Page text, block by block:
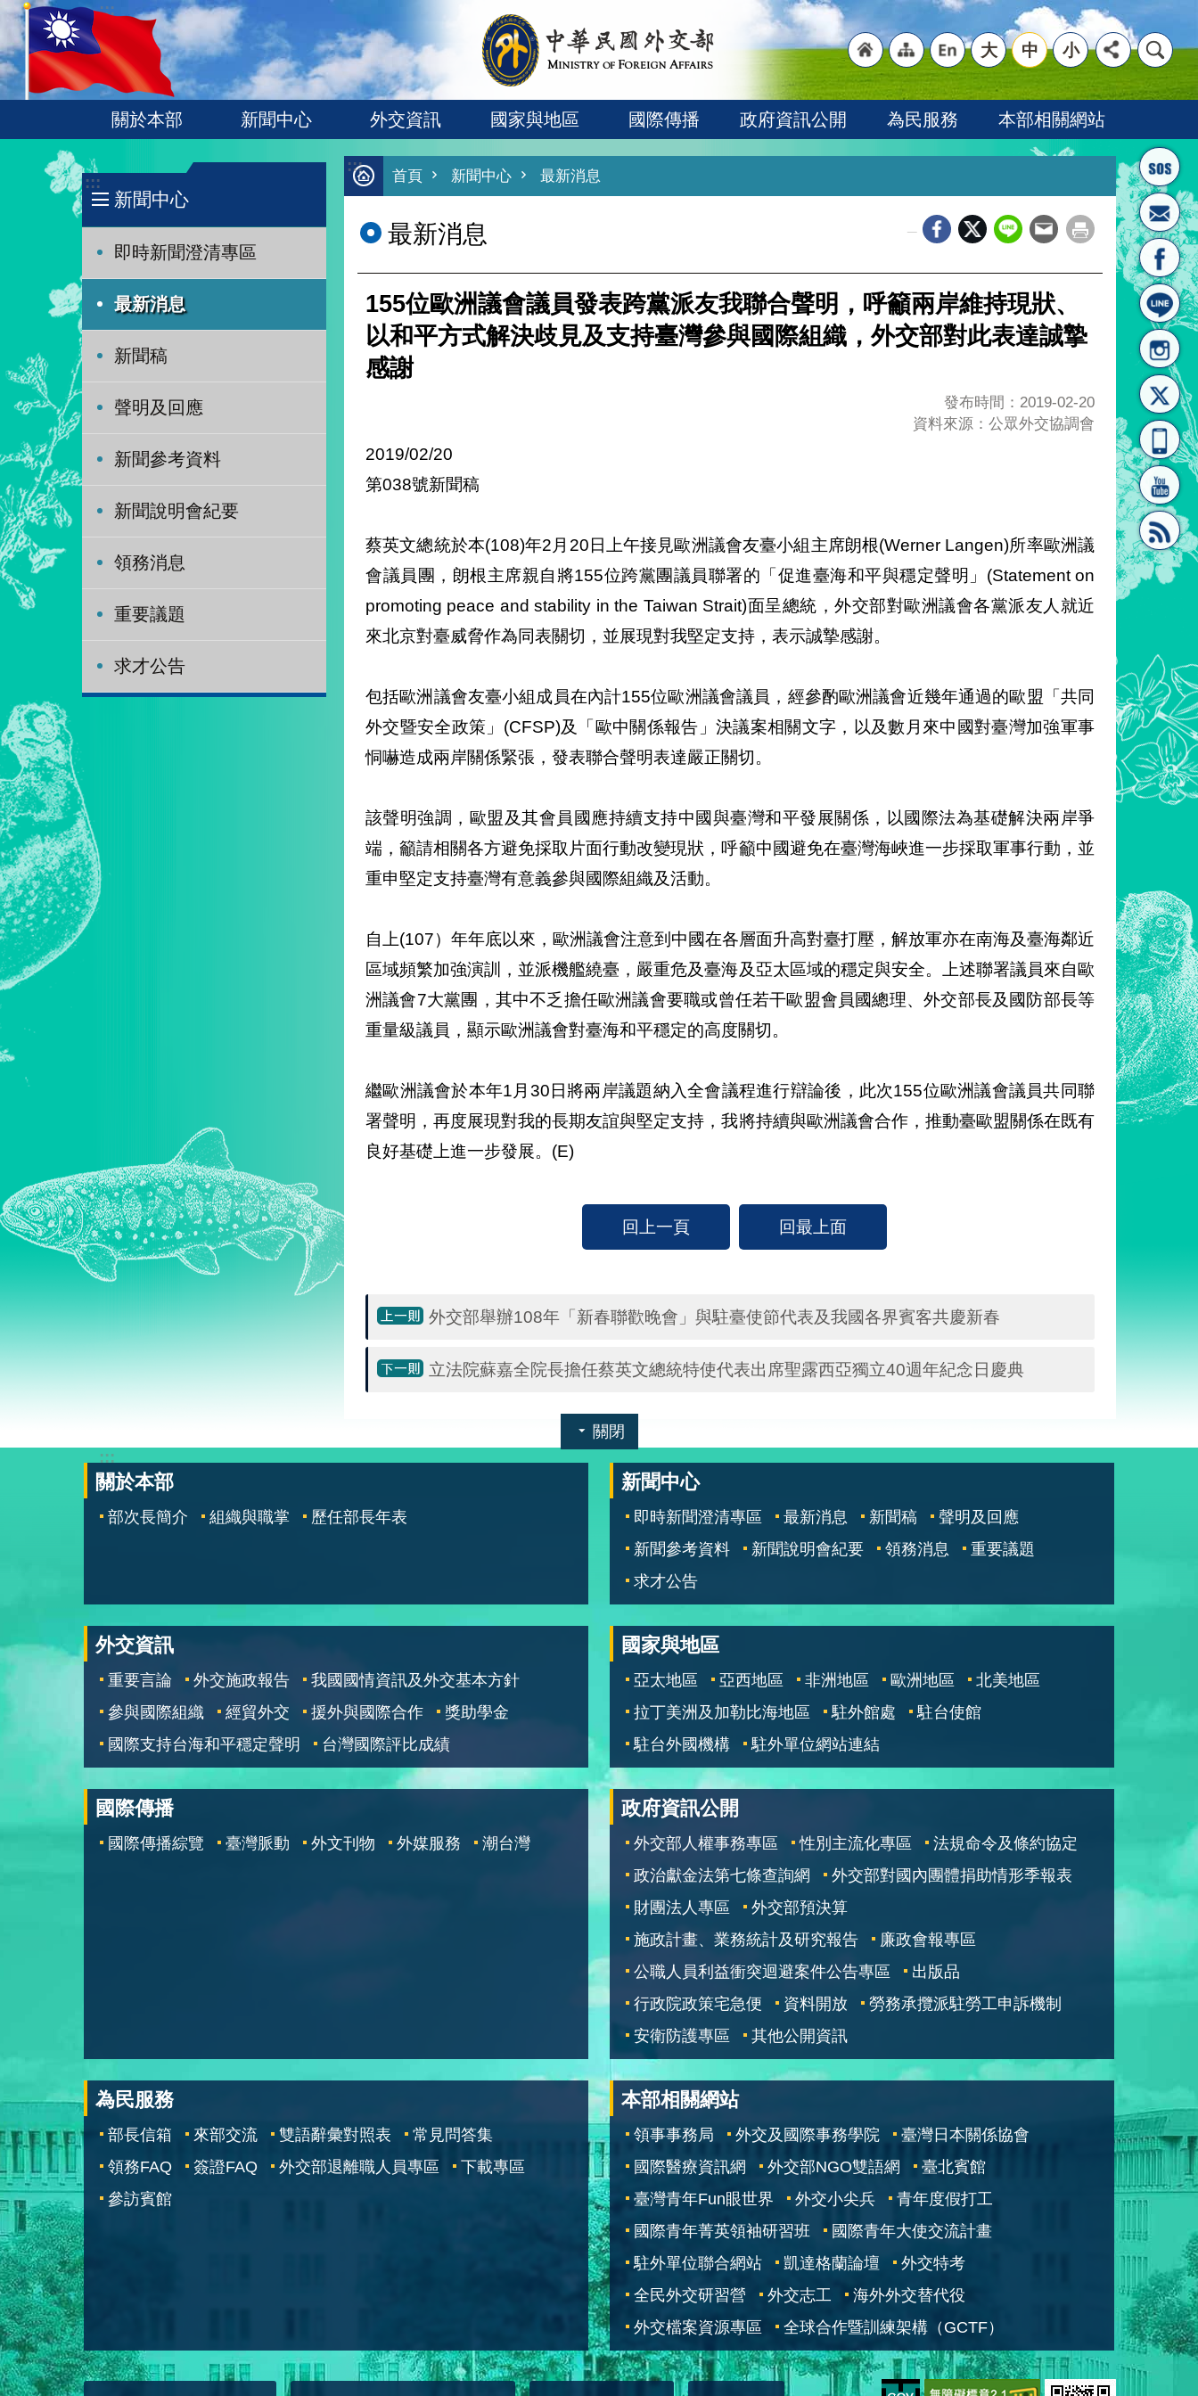
跳到主要內容區塊
:::
首頁
結]"
"網
站導
[連
結]"
"英
文語
系"
大 中 小
關於本部 新聞中心 外交資訊 國家與地區 國際傳播 政府資訊公開 為民服務 本部相關網站
:::
新聞中心
即時新聞澄清專區
最新消息
新聞稿
聲明及回應
新聞參考資料
新聞說明會紀要
領務消息
重要議題
求才公告
:::
首頁 新聞中心 最新消息
最新消息
155位歐洲議會議員發表跨黨派友我聯合聲明，呼籲兩岸維持現狀、
以和平方式解決歧見及支持臺灣參與國際組織，外交部對此表達誠摯
感謝
發布時間：2019-02-20
資料來源：公眾外交協調會
2019/02/20
第038號新聞稿
蔡英文總統於本(108)年2月20日上午接見歐洲議會友臺小組主席朗根(Werner Langen)所率歐洲議
會議員團，朗根主席親自將155位跨黨團議員聯署的「促進臺海和平與穩定聲明」(Statement on
promoting peace and stability in the Taiwan Strait)面呈總統，外交部對歐洲議會各黨派友人就近
來北京對臺威脅作為同表關切，並展現對我堅定支持，表示誠摯感謝。
包括歐洲議會友臺小組成員在內計155位歐洲議會議員，經參酌歐洲議會近幾年通過的歐盟「共同
外交暨安全政策」(CFSP)及「歐中關係報告」決議案相關文字，以及數月來中國對臺灣加強軍事
恫嚇造成兩岸關係緊張，發表聯合聲明表達嚴正關切。
該聲明強調，歐盟及其會員國應持續支持中國與臺灣和平發展關係，以國際法為基礎解決兩岸爭
端，籲請相關各方避免採取片面行動改變現狀，呼籲中國避免在臺灣海峽進一步採取軍事行動，並
重申堅定支持臺灣有意義參與國際組織及活動。
自上(107）年年底以來，歐洲議會注意到中國在各層面升高對臺打壓，解放軍亦在南海及臺海鄰近
區域頻繁加強演訓，並派機艦繞臺，嚴重危及臺海及亞太區域的穩定與安全。上述聯署議員來自歐
洲議會7大黨團，其中不乏擔任歐洲議會要職或曾任若干歐盟會員國總理、外交部長及國防部長等
重量級議員，顯示歐洲議會對臺海和平穩定的高度關切。
繼歐洲議會於本年1月30日將兩岸議題納入全會議程進行辯論後，此次155位歐洲議會議員共同聯
署聲明，再度展現對我的長期友誼與堅定支持，我將持續與歐洲議會合作，推動臺歐盟關係在既有
良好基礎上進一步發展。(E)
回上一頁 回最上面
外交部舉辦108年「新春聯歡晚會」與駐臺使節代表及我國各界賓客共慶新春
立法院蘇嘉全院長擔任蔡英文總統特使代表出席聖露西亞獨立40週年紀念日慶典
關閉
:::
關於本部
部次長簡介 組織與職掌 歷任部長年表
新聞中心
即時新聞澄清專區 最新消息 新聞稿
聲明及回應
新聞參考資料
新聞說明會紀要 領務消息
重要議題
求才公告
外交資訊
重要言論 外交施政報告
我國國情資訊及外交基本方針
參與國際組織
經貿外交 援外與國際合作
獎助學金
國際支持台海和平穩定聲明
台灣國際評比成績
國家與地區
亞太地區 亞西地區 非洲地區 歐洲地區
北美地區
拉丁美洲及加勒比海地區
駐外館處
駐台使館
駐台外國機構
駐外單位網站連結
國際傳播
國際傳播綜覽 臺灣脈動 外文刊物 外媒服務 潮台灣
政府資訊公開
外交部人權事務專區 性別主流化專區
法規命令及條約協定
政治獻金法第七條查詢網
外交部對國內團體捐助情形季報表
財團法人專區
外交部預決算
施政計畫、業務統計及研究報告
廉政會報專區
公職人員利益衝突迴避案件公告專區
出版品
行政院政策宅急便
資料開放
勞務承攬派駐勞工申訴機制
安衛防護專區
其他公開資訊
為民服務
部長信箱 來部交流 雙語辭彙對照表
常見問答集
領務FAQ
簽證FAQ 外交部退離職人員專區
下載專區
參訪賓館
本部相關網站
領事事務局 外交及國際事務學院
臺灣日本關係協會
國際醫療資訊網
外交部NGO雙語網
臺北賓館
臺灣青年Fun眼世界
外交小尖兵
青年度假打工
國際青年菁英領袖研習班
國際青年大使交流計畫
駐外單位聯合網站
凱達格蘭論壇
外交特考
全民外交研習營
外交志工
海外外交替代役
外交檔案資源專區
全球合作暨訓練架構（GCTF）